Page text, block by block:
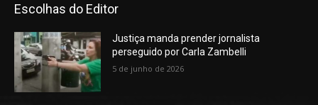
Escolhas do Editor
Justiça manda prender jornalista
perseguido por Carla Zambelli
5 de junho de 2026